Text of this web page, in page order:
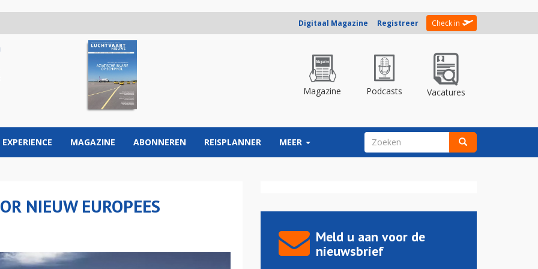
Digitaal Magazine Registreer Check in
Magazine Podcasts Vacatures
EXPERIENCE MAGAZINE ABONNEREN REISPLANNER MEER ZOEKVELD
NIEUW EUROPEES
Meld u aan voor de
nieuwsbrief